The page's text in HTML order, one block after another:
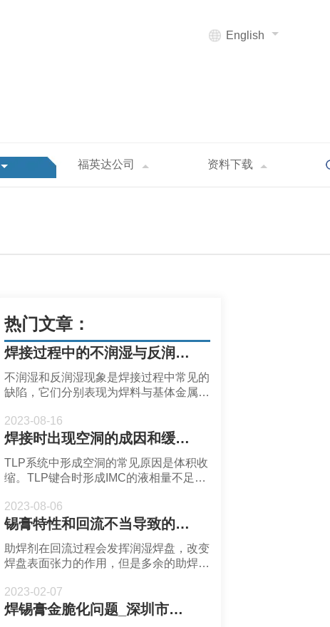
English
福英达公司 资料下载
热门文章：
焊接过程中的不润湿与反润湿现象-福英达锡膏
不润湿和反润湿现象是焊接过程中常见的
缺陷，它们分别表现为焊料与基体金属之
2023-08-16
焊接时出现空洞的成因和缓解措施-深圳福英达
TLP系统中形成空洞的常见原因是体积收
缩。TLP键合时形成IMC的液相量不足会
2023-08-06
锡膏特性和回流不当导致的空洞机理分析-福英达焊锡膏
助焊剂在回流过程会发挥润湿焊盘，改变
焊盘表面张力的作用，但是多余的助焊剂
中排出，这个时候回流工艺的影响就不可
忽视。助焊剂在回流时需要有充足的时间
2023-02-07
焊锡膏金脆化问题_深圳市福英达